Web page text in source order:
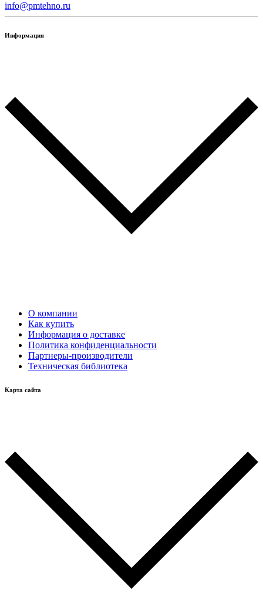
info@pmtehno.ru
Информация
О компании
Как купить
Информация о доставке
Политика конфиденциальности
Партнеры-производители
Техническая библиотека
Карта сайта